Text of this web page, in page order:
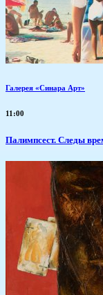
Галерея «Синара Арт»
11:00
Палимпсест. Следы